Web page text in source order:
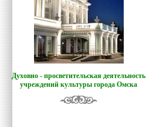
Духовно - просветительская деятельность
учреждений культуры города Омска